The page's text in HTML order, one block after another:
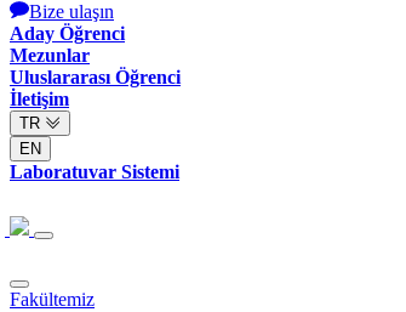
Bize ulaşın
Aday Öğrenci
Mezunlar
Uluslararası Öğrenci
İletişim
TR
EN
Laboratuvar Sistemi
Fakültemiz